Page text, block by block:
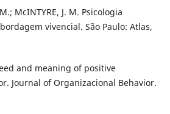
McINTYRE, J. M. Psicologia
vivencial. São Paulo: Atlas,
and meaning of positive
Journal of Organizacional Behavior.